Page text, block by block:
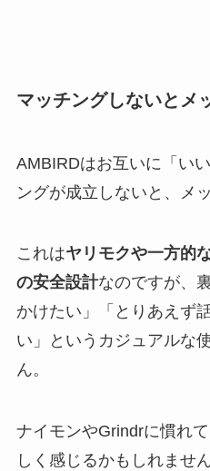
マッチングしないとメ
AMBIRDはお互いに「い
ングが成立しないと、メ
これはヤリモクや一方的
の安全設計なのですが、
かけたい」「とりあえず
い」というカジュアルな
ん。
ナイモンやGrindrに慣れ
しく感じるかもしれません